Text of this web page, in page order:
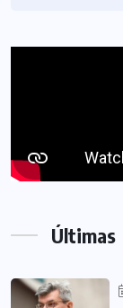
Últimas